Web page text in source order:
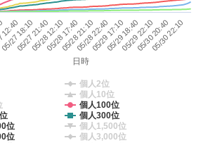
日時
05/27 18:1005/28 12:1005/28 21:1005/29 17:1005/29 22:1005/30 22:10
05/27 21:4005/28 17:4005/28 22:4005/29 18:4005/30 20:40
個人2位
個人10位
個人100位
個人300位
位
個人1,500位
位
個人3,000位